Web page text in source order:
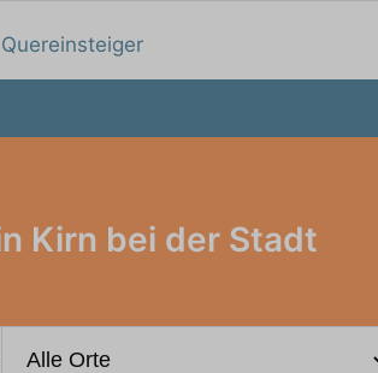
Quereinsteiger
Kirn bei der Stadt